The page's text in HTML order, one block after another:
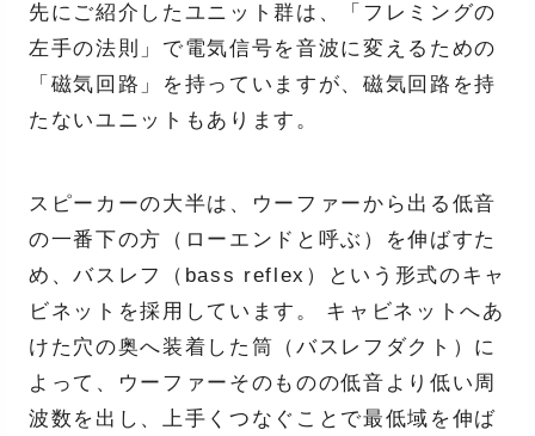
先にご紹介したユニット群は、「フレミングの
左手の法則」で電気信号を音波に変えるための
「磁気回路」を持っていますが、磁気回路を持
たないユニットもあります。
スピーカーの大半は、ウーファーから出る低音
の一番下の方（ローエンドと呼ぶ）を伸ばすた
め、バスレフ（bass reflex）という形式のキャ
ビネットを採用しています。 キャビネットへあ
けた穴の奥へ装着した筒（バスレフダクト）に
よって、ウーファーそのものの低音より低い周
波数を出し、上手くつなぐことで最低域を伸ば